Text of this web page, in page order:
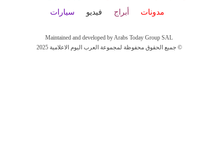
مدونات أبراج فيديو سيارات
Maintained and developed by Arabs Today Group SAL
جميع الحقوق محفوظة لمجموعة العرب اليوم الاعلامية 2025 ©